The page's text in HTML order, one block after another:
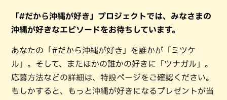
「#だから沖縄が好き」プロジェクトでは、みなさまの
沖縄が好きなエピソードをお待ちしています。
あなたの「#だから沖縄が好き」を誰かが「ミツケ
ル」。そして、またほかの誰かの好きに「ツナガル」。
応募方法などの詳細は、特設ページをご確認ください。
もしかすると、もっと沖縄が好きになるプレゼントが当